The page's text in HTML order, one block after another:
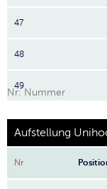
47
48
49
Nr: Nummer
Aufstellung
Nr